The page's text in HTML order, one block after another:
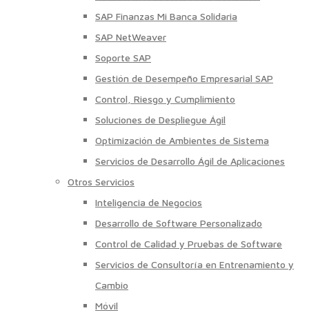
SAP Finanzas Mi Banca Solidaria
SAP NetWeaver
Soporte SAP
Gestión de Desempeño Empresarial SAP
Control, Riesgo y Cumplimiento
Soluciones de Despliegue Ágil
Optimización de Ambientes de Sistema
Servicios de Desarrollo Ágil de Aplicaciones
Otros Servicios
Inteligencia de Negocios
Desarrollo de Software Personalizado
Control de Calidad y Pruebas de Software
Servicios de Consultoría en Entrenamiento y
Cambio
Móvil